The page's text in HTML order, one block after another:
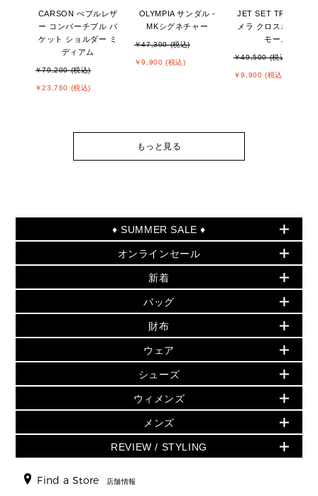
CARSON ぺブルレザ
ー コンバーチブル バ
ケット ショルダー ミ
ディアム
￥79,200 (税込)
￥23,760 (税込)
OLYMPIA サンダル -
MKシグネチャー
￥47,300 (税込)
￥9,900 (税込)
JET SET TRAVEL カ
メラ クロスボディ ス
モール
￥49,500 (税込)
￥9,900 (税込)
もっと見る
♦ SUMMER SALE ♦
セールおすすめアイテム
▶ ウィメンズ
バッグ
小物
シューズ・靴
ウェア
アクセサリー
時計
▶ メンズ
バッグ
オンラインセール
PRODUCT OF THE MONTH - 今月の特別価格
再値下げアイテム
追加アイテム
▶ ウィメンズすべて(ウェア・シューズ除く)
バッグ
財布・小物
ウェア
シューズ
時計・ジュエリー
アクセサリー
新着
夏のスタイル
▶ すべて
▶ ウィメンズすべて
財布・小物
アクセサリー
フレグランス
シューズ
▶ メンズすべて
バッグ
人気の定番アイテム
日本限定 - バッグ
▶ ウィメンズすべて
トートバッグ
ショルダーバッグ
クロスボディ・斜め掛け
トラベル
財布
日本限定 - 財布・小物
▶ ウィメンズすべて
GREENWICH
折り財布(二つ折り・三つ折り)
長財布
ウェア
▶ ウィメンズすべて
トップス
スカート・パンツ
ジャケット・アウター
▶ メンズすべて
シューズ
▶ ウィメンズすべて
サンダル
スニーカー
▶ メンズすべて
ウィメンズ
人気の定番アイテム
▶ ウィメンズすべて
メンズ
▶ メンズすべて
REVIEW / STYLING
Find a Store 店舗情報